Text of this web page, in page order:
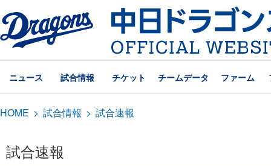
ニュース 試合情報 チケット チームデータ ファーム
HOME > 試合情報 > 試合速報
試合速報